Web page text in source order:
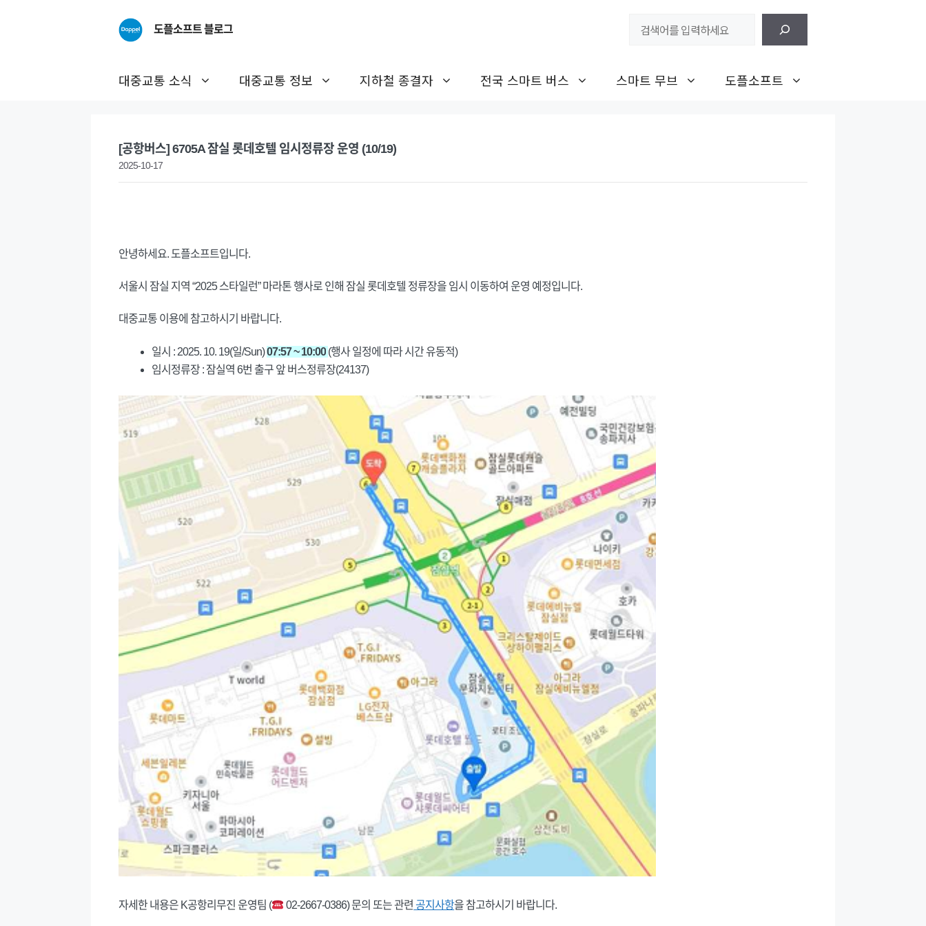
도플소프트 블로그
대중교통 소식 대중교통 정보 지하철 종결자 전국 스마트 버스 스마트 무브 도플소프트
[공항버스] 6705A 잠실 롯데호텔 임시정류장 운영 (10/19)
2025-10-17
안녕하세요. 도플소프트입니다.
서울시 잠실 지역 “2025 스타일런” 마라톤 행사로 인해 잠실 롯데호텔 정류장을 임시 이동하여 운영 예정입니다.
대중교통 이용에 참고하시기 바랍니다.
일시 : 2025. 10. 19(일/Sun)07:57 ~ 10:00 (행사 일정에 따라 시간 유동적)
임시정류장 : 잠실역 6번 출구 앞 버스정류장(24137)
자세한 내용은 K공항리무진 운영팀 ( 02-2667-0386) 문의 또는 관련 공지사항을 참고하시기 바랍니다.